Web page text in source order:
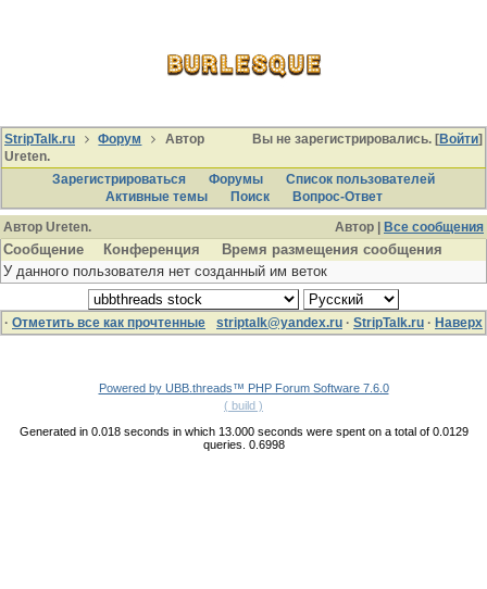
Вы не зарегистрировались. [Войти]
StripTalk.ru Форум
Автор
Ureten.
Зарегистрироваться
Форумы
Список пользователей
Активные темы
Поиcк
Вопрос-Ответ
Автор |
Все сообщения
Автор Ureten.
Сообщение Конференция
Время размещения сообщения
У данного пользователя нет созданный им веток
· Отметить все как прочтенные striptalk@yandex.ru · StripTalk.ru · Наверх
Powered by UBB.threads™ PHP Forum Software 7.6.0
( build )
Generated in 0.018 seconds in which 13.000 seconds were spent on a total of 0.0129
queries. 0.6998